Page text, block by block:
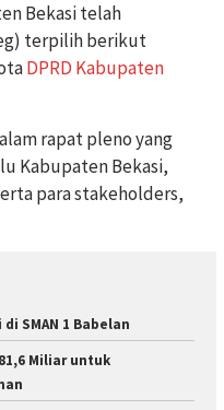
Bekasi telah
terpilih berikut
DPRD Kabupaten
rapat pleno yang
Kabupaten Bekasi,
para stakeholders,
SMAN 1 Babelan
Miliar untuk